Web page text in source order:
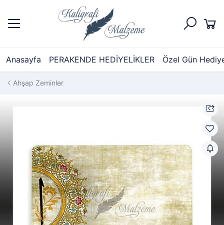
Anasayfa PERAKENDE HEDİYELİKLER Özel Gün
Ahşap Zeminler